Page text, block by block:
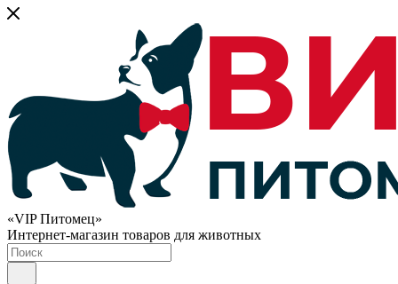
«VIP Питомец»
Интернет-магазин товаров для животных